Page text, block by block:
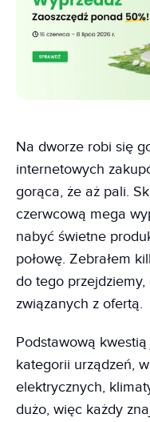
Na dworze robi się
internetowych
gorąca, że aż pali.
czerwcową mega
nabyć świetne
połowę. Zebrałem
do tego
związanych z ofertą.
Podstawową
kategorii urządzeń,
elektrycznych,
dużo, więc każdy